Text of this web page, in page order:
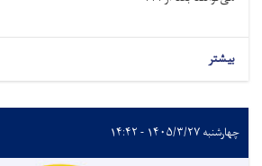
بیشتر
چهارشنبه ۱۴۰۵/۳/۲۷ - ۱۴:۴۲